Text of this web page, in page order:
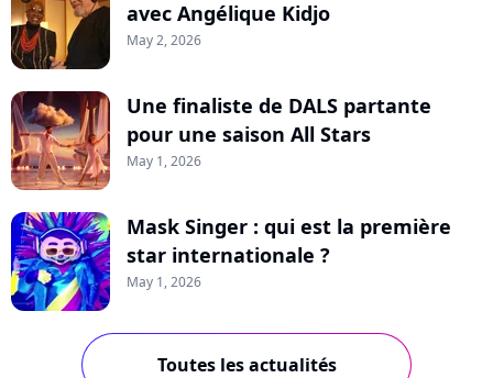
avec Angélique Kidjo
May 2, 2026
Une finaliste de DALS partante
pour une saison All Stars
May 1, 2026
Mask Singer : qui est la première
star internationale ?
May 1, 2026
Toutes les actualités